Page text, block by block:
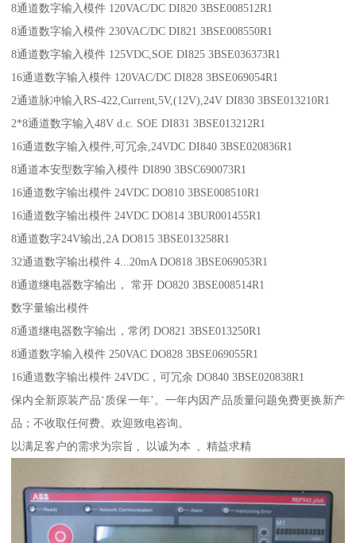
8通道数字输入模件 120VAC/DC DI820 3BSE008512R1
8通道数字输入模件 230VAC/DC DI821 3BSE008550R1
8通道数字输入模件 125VDC,SOE DI825 3BSE036373R1
16通道数字输入模件 120VAC/DC DI828 3BSE069054R1
2通道脉冲输入RS-422,Current,5V,(12V),24V DI830 3BSE013210R1
2*8通道数字输入48V d.c. SOE DI831 3BSE013212R1
16通道数字输入模件,可冗余,24VDC DI840 3BSE020836R1
8通道本安型数字输入模件 DI890 3BSC690073R1
16通道数字输出模件 24VDC DO810 3BSE008510R1
16通道数字输出模件 24VDC DO814 3BUR001455R1
8通道数字24V输出,2A DO815 3BSE013258R1
32通道数字输出模件 4...20mA DO818 3BSE069053R1
8通道继电器数字输出， 常开 DO820 3BSE008514R1
数字量输出模件
8通道继电器数字输出，常闭 DO821 3BSE013250R1
8通道数字输入模件 250VAC DO828 3BSE069055R1
16通道数字输出模件 24VDC，可冗余 DO840 3BSE020838R1
保内全新原装产品‘质保一年’。一年内因产品质量问题免费更换新产
品；不收取任何费。欢迎致电咨询。
以满足客户的需求为宗旨 , 以诚为本 , 精益求精